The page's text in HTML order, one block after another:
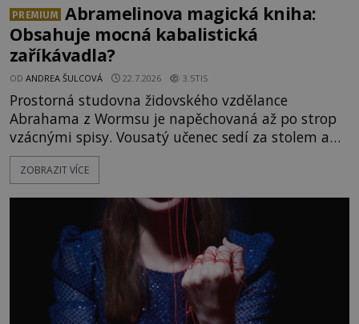
PREMIUM
Abramelinova magická kniha:
Obsahuje mocná kabalistická
zaříkávadla?
OD ANDREA ŠULCOVÁ 22.7.2026 3.5TIS
Prostorná studovna židovského vzdělance
Abrahama z Wormsu je napěchovaná až po strop
vzácnými spisy. Vousatý učenec sedí za stolem a
před sebou má rozložený jeden z nejzáhadnějších
magických textů. Jde o Abramelinův grimoár, který
kouzla, jak si někteří myslí, nebo jde o pouhou
pověru? Už šest měsíců pobývá
ZOBRAZIT VÍCE